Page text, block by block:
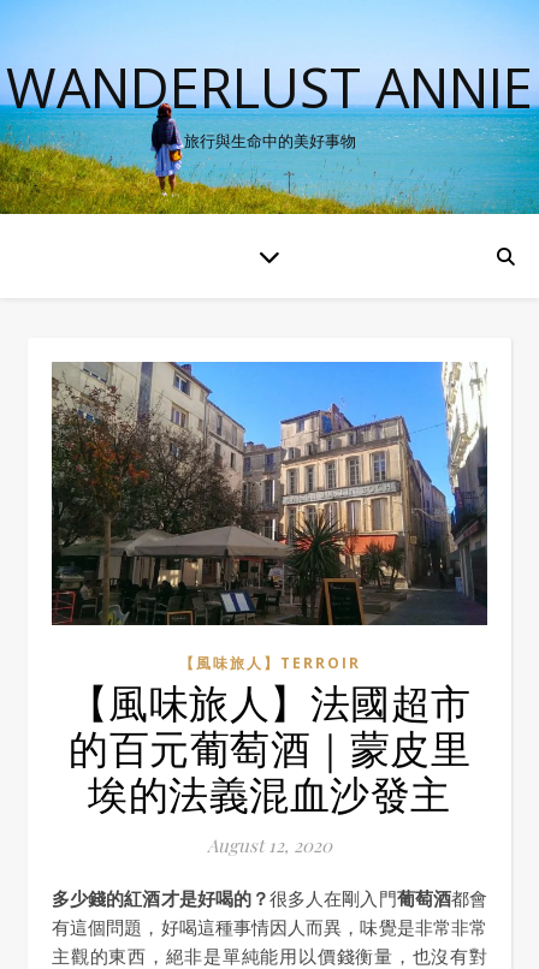
WANDERLUST ANNIE
旅行與生命中的美好事物
【風味旅人】TERROIR
【風味旅人】法國超市
的百元葡萄酒｜蒙皮里
埃的法義混血沙發主
August 12, 2020
多少錢的紅酒才是好喝的？很多人在剛入門葡萄酒都會
有這個問題，好喝這種事情因人而異，味覺是非常非常
主觀的東西，絕非是單純能用以價錢衡量，也沒有對